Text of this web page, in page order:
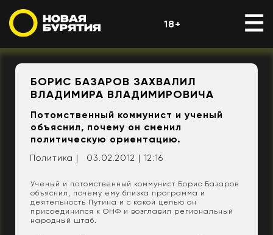
18+
БОРИС БАЗАРОВ ЗАХВАЛИЛ
ВЛАДИМИРА ВЛАДИМИРОВИЧА
Потомственный коммунист и ученый
объяснил, почему он сменил
политическую ориентацию.
Политика | 03.02.2012 | 12:16
Ученый и потомственный коммунист Борис Базаров
объяснил, почему ему близка программа и
деятельность Путина и с какой целью он
присоединился к ОНФ и возглавил региональный
народный штаб.